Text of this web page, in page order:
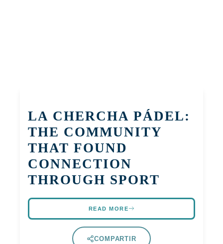
LA CHERCHA PÁDEL:
THE COMMUNITY
THAT FOUND
CONNECTION
THROUGH SPORT
READ MORE
COMPARTIR